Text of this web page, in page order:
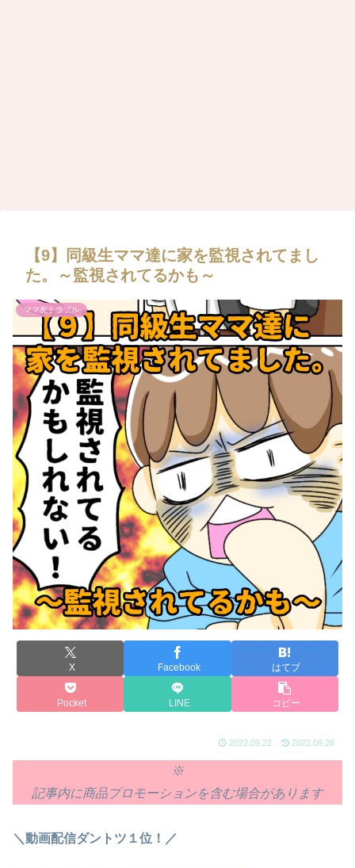
【9】同級生ママ達に家を監視されてまし
た。～監視されてるかも～
ママ友トラブル
X Facebook はてブ
Pocket LINE コピー
2022.09.22 2022.09.28
※
記事内に商品プロモーションを含む場合があります
＼動画配信ダントツ１位！／